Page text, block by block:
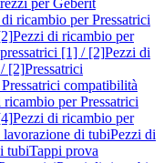
per Geberit
ricambio per Pressatrici
Pezzi di ricambio per
[1] / [2]Pezzi di
[2]Pressatrici
compatibilità
ricambio per Pressatrici
Pezzi di ricambio per
di tubiPezzi di
tubiTappi prova